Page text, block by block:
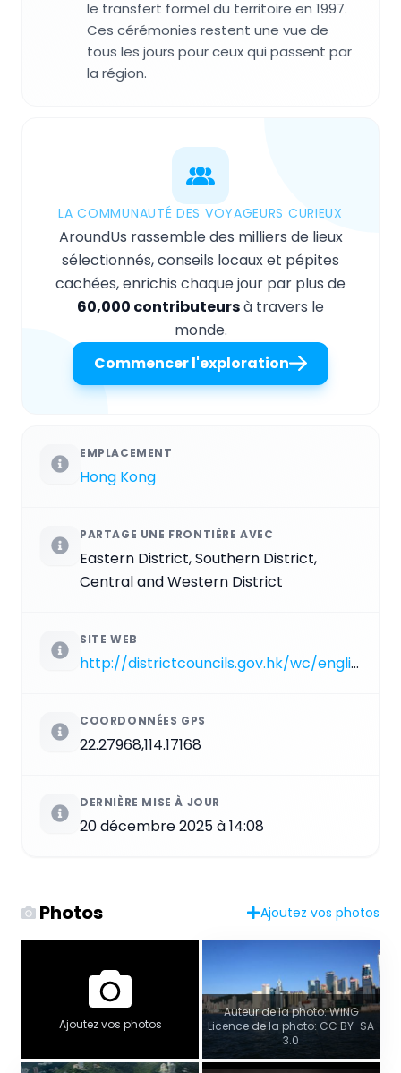
le transfert formel du territoire en 1997.
Ces cérémonies restent une vue de
tous les jours pour ceux qui passent par
la région.
LA COMMUNAUTÉ DES VOYAGEURS CURIEUX
AroundUs rassemble des milliers de lieux
sélectionnés, conseils locaux et pépites
cachées, enrichis chaque jour par plus de
60,000 contributeursà travers le
monde.
Commencer l'exploration
EMPLACEMENT
Hong Kong
PARTAGE UNE FRONTIÈRE AVEC
Eastern District, Southern District,
Central and Western District
SITE WEB
http://districtcouncils.gov.hk/wc/english/welcome.htm
COORDONNÉES GPS
22.27968,114.17168
DERNIÈRE MISE À JOUR
20 décembre 2025 à 14:08
Photos Ajoutez vos photos
Ajoutez vos photos
Auteur de la photo: WiNG
Licence de la photo: CC BY-SA
3.0